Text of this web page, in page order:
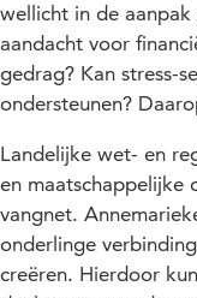
wellicht in de
aandacht voor
gedrag? Kan stress-
ondersteunen?
Landelijke wet- en
en maatschappelijke
vangnet.
onderlinge
creëren. Hierdoor